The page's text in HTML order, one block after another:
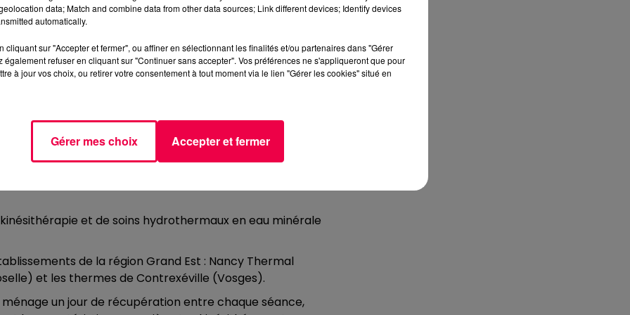
(fatigue, essoufflement ou troubles cognitifs) depuis
ni eux ni les médecins ne puissent influencer ce tirage
en cabinet libéral ou structure de soins, un
et de soins hydrothermaux en eau minérale
de la région Grand Est : Nancy Thermal
et les thermes de Contrexéville (Vosges).
un jour de récupération entre chaque séance,
data; Match and combine data from other data sources; Link different devices; Identify devices
automatically.
cliquant sur "Accepter et fermer", ou affiner en sélectionnant les finalités et/ou partenaires dans "Gérer
également refuser en cliquant sur "Continuer sans accepter". Vos préférences ne s'appliqueront que pour
à jour vos choix, ou retirer votre consentement à tout moment via le lien "Gérer les cookies" situé en
Gérer mes choix Accepter et fermer